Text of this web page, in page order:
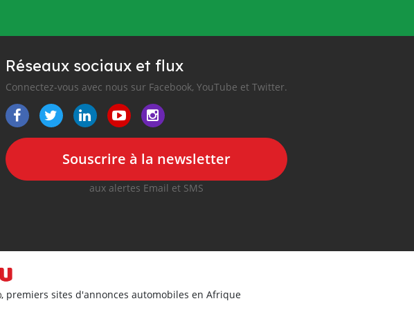
Réseaux sociaux et flux
Connectez-vous avec nous sur Facebook, YouTube et Twitter.
Souscrire à la newsletter
aux alertes Email et SMS
, premiers sites d'annonces automobiles en Afrique